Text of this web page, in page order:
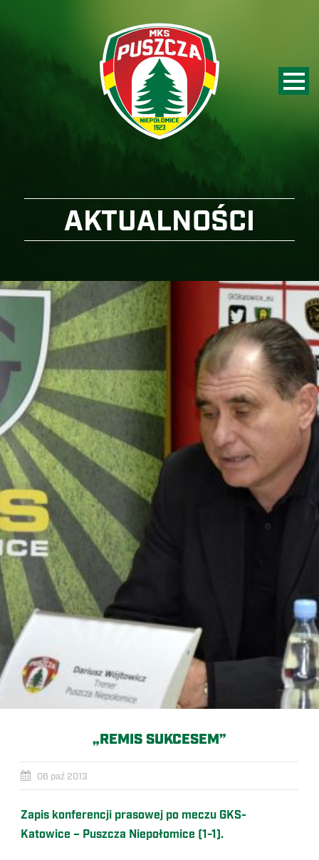
AKTUALNOŚCI
„REMIS SUKCESEM”
06 paź 2013
Zapis konferencji prasowej po meczu GKS-
Katowice – Puszcza Niepołomice (1-1).